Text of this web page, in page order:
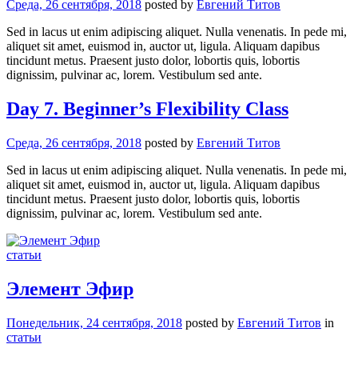
Среда, 26 сентября, 2018 posted by Евгений Титов
Sed in lacus ut enim adipiscing aliquet. Nulla venenatis. In pede mi,
aliquet sit amet, euismod in, auctor ut, ligula. Aliquam dapibus
tincidunt metus. Praesent justo dolor, lobortis quis, lobortis
dignissim, pulvinar ac, lorem. Vestibulum sed ante.
Day 7. Beginner’s Flexibility Class
Среда, 26 сентября, 2018 posted by Евгений Титов
Sed in lacus ut enim adipiscing aliquet. Nulla venenatis. In pede mi,
aliquet sit amet, euismod in, auctor ut, ligula. Aliquam dapibus
tincidunt metus. Praesent justo dolor, lobortis quis, lobortis
dignissim, pulvinar ac, lorem. Vestibulum sed ante.
статьи
Элемент Эфир
Понедельник, 24 сентября, 2018 posted by Евгений Титов in
статьи